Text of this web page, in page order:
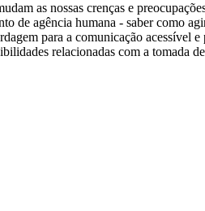
as nossas crenças e
de agência humana - saber como
para a comunicação acessível
relacionadas com a tomada